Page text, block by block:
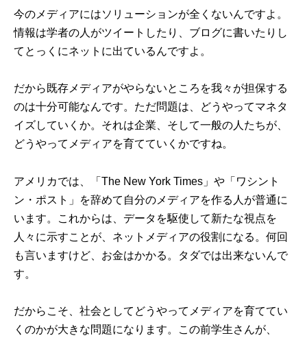
今のメディアにはソリューションが全くないんですよ。
情報は学者の人がツイートしたり、ブログに書いたりし
てとっくにネットに出ているんですよ。
だから既存メディアがやらないところを我々が担保する
のは十分可能なんです。ただ問題は、どうやってマネタ
イズしていくか。それは企業、そして一般の人たちが、
どうやってメディアを育てていくかですね。
アメリカでは、「The New York Times」や「ワシント
ン・ポスト」を辞めて自分のメディアを作る人が普通に
います。これからは、データを駆使して新たな視点を
人々に示すことが、ネットメディアの役割になる。何回
も言いますけど、お金はかかる。タダでは出来ないんで
す。
だからこそ、社会としてどうやってメディアを育ててい
くのかが大きな問題になります。この前学生さんが、